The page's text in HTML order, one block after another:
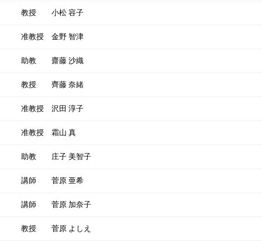
教授 小松 容子
准教授 金野 智津
助教 齋藤 沙織
教授 齊藤 奈緒
准教授 沢田 淳子
准教授 霜山 真
助教 庄子 美智子
講師 菅原 亜希
講師 菅原 加奈子
教授 菅原 よしえ